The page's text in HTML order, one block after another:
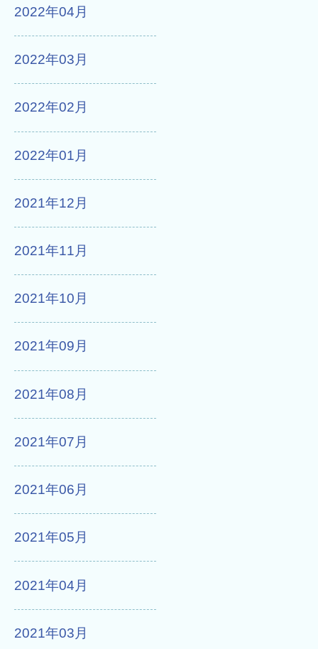
2022年04月
2022年03月
2022年02月
2022年01月
2021年12月
2021年11月
2021年10月
2021年09月
2021年08月
2021年07月
2021年06月
2021年05月
2021年04月
2021年03月